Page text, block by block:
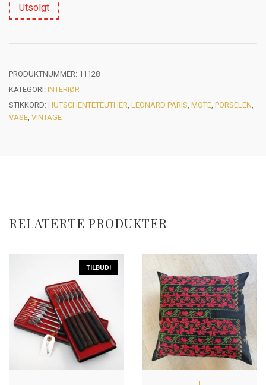
Utsolgt
PRODUKTNUMMER: 11128
KATEGORI: INTERIØR
STIKKORD: HUTSCHENTETEUTHER, LEONARD PARIS, MOTE, PORSELEN,
VASE, VINTAGE
RELATERTE PRODUKTER
TILBUD!